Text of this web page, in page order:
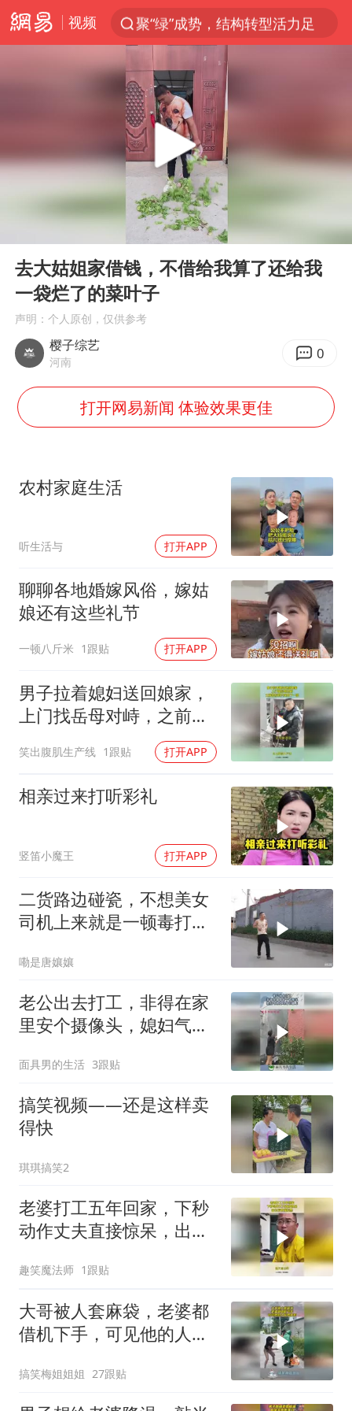
视频
聚“绿”成势，结构转型活力足
金饰克价大幅跳涨
台风“白海豚”影响中国已成定局
台风“鲸鱼”停编
陕西柞水县突发泥石流致1死2失联
曝侯明昊违反交规被约谈
律师称“梅姨”若满75岁或不适用死刑
“梅姨”准确年龄仍未知
南昌一规划馆现“阴间座椅”字样
韩国每3辆新上牌电车就有1辆来自中国
41岁女子为鼓励女儿考上985研究生
“事业单位招聘不是人情买卖”
女子利用漏洞0元买了3千台电器
中国经济展现强大韧性和活力
Play
去大姑姐家借钱，不借给我算了还给我
一袋烂了的菜叶子
声明：个人原创，仅供参考
樱子综艺
河南 0
打开网易新闻 体验效果更佳
农村家庭生活
听生活与 打开APP
聊聊各地婚嫁风俗，嫁姑
娘还有这些礼节
一顿八斤米 1跟贴 打开APP
男子拉着媳妇送回娘家，
上门找岳母对峙，之前答
笑出腹肌生产线 1跟贴 打开APP
相亲过来打听彩礼
竖笛小魔王 打开APP
二货路边碰瓷，不想美女
司机上来就是一顿毒打，
嘞是唐孃孃
老公出去打工，非得在家
里安个摄像头，媳妇气得
面具男的生活 3跟贴
搞笑视频——还是这样卖
得快
琪琪搞笑2
老婆打工五年回家，下秒
动作丈夫直接惊呆，出去
趣笑魔法师 1跟贴
大哥被人套麻袋，老婆都
借机下手，可见他的人品
搞笑梅姐姐姐 27跟贴